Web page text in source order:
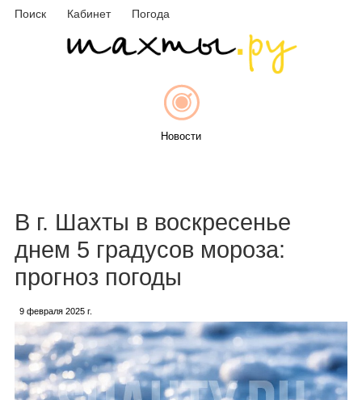
Поиск Кабинет Погода
Новости
Объявления
Каталог
В г. Шахты в воскресенье
днем 5 градусов мороза:
прогноз погоды
9 февраля 2025 г.